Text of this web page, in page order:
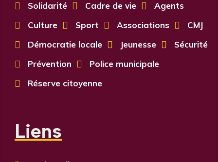
 Solidarité  Cadre de vie  Agents
 Culture  Sport  Associations  CMJ
 Démocratie locale  Jeunesse  Sécurité
 Prévention  Police municipale
 Réserve citoyenne
Liens